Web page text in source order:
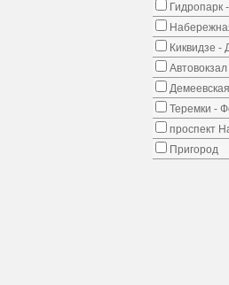
Гидропарк
Киквидзе
Теремки -
проспект
Пригород